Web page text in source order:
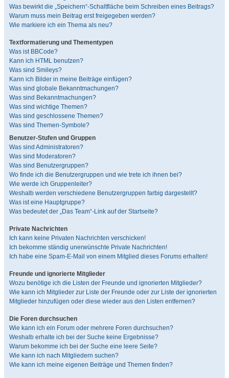
Was bewirkt die „Speichern“-Schaltfläche beim Schreiben eines Beitrags?
Warum muss mein Beitrag erst freigegeben werden?
Wie markiere ich ein Thema als neu?
Textformatierung und Thementypen
Was ist BBCode?
Kann ich HTML benutzen?
Was sind Smileys?
Kann ich Bilder in meine Beiträge einfügen?
Was sind globale Bekanntmachungen?
Was sind Bekanntmachungen?
Was sind wichtige Themen?
Was sind geschlossene Themen?
Was sind Themen-Symbole?
Benutzer-Stufen und Gruppen
Was sind Administratoren?
Was sind Moderatoren?
Was sind Benutzergruppen?
Wo finde ich die Benutzergruppen und wie trete ich ihnen bei?
Wie werde ich Gruppenleiter?
Weshalb werden verschiedene Benutzergruppen farbig dargestellt?
Was ist eine Hauptgruppe?
Was bedeutet der „Das Team“-Link auf der Startseite?
Private Nachrichten
Ich kann keine Privaten Nachrichten verschicken!
Ich bekomme ständig unerwünschte Private Nachrichten!
Ich habe eine Spam-E-Mail von einem Mitglied dieses Forums erhalten!
Freunde und ignorierte Mitglieder
Wozu benötige ich die Listen der Freunde und ignorierten Mitglieder?
Wie kann ich Mitglieder zur Liste der Freunde oder zur Liste der ignorierten
Mitglieder hinzufügen oder diese wieder aus den Listen entfernen?
Die Foren durchsuchen
Wie kann ich ein Forum oder mehrere Foren durchsuchen?
Weshalb erhalte ich bei der Suche keine Ergebnisse?
Warum bekomme ich bei der Suche eine leere Seite?
Wie kann ich nach Mitgliedern suchen?
Wie kann ich meine eigenen Beiträge und Themen finden?